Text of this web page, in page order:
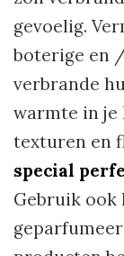
gevoelig.
boterige en
verbrande
warmte in je
texturen en
special
Gebruik ook